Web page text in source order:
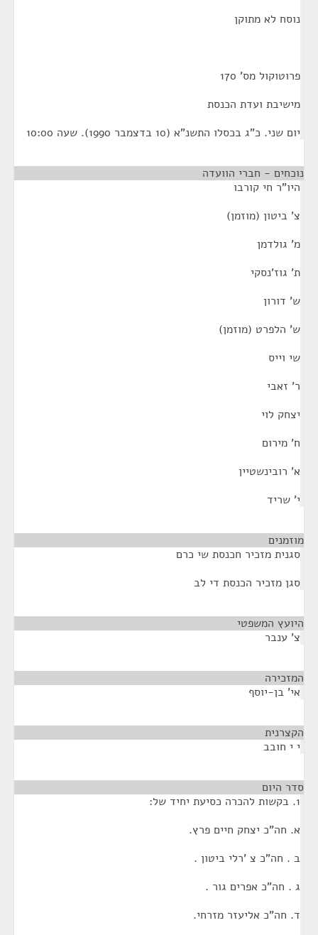
נוסח לא מתוקן
פרוטוקול מס' 170
מישיבת ועדת הכנסת
יום שני. כ"ג בכסלו התשנ"א (10 בדצמבר 1990). שעה 10:00
נוכחים - חברי הוועדה
היו"ר חי קורבו
צ' ביטון (מוזמן)
מ' גולדמן
ת' גוז'נסקי
ש' דורון
ש' הלפרט (מוזמן)
שי וייס
ר' זאבי
יצחק לוי
ח' מירום
א' רובינשטיין
י' שריד
מוזמנים
סגנית מזכיר חכנסת שי כרם
סגן מזכיר הכנסת די לב
היועץ המשפטי
צ' ענבר
המזכירה
אי' בן-יוסף
הקצרנית
י י חובב
סדר היום
1. בקשות להכרה כסיעת יחיד של:
א. חה"כ יצחק חיים פרץ.
ב . חה"כ צ 'רלי ביטון .
ג . חה"כ אפרים גור .
ד. חה"כ אליעזר מזרחי.